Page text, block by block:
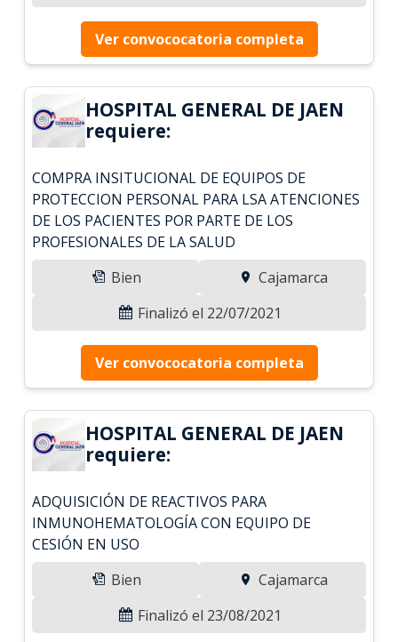
Ver convococatoria completa
HOSPITAL GENERAL DE JAEN
requiere:
COMPRA INSITUCIONAL DE EQUIPOS DE
PROTECCION PERSONAL PARA LSA ATENCIONES
DE LOS PACIENTES POR PARTE DE LOS
PROFESIONALES DE LA SALUD
Bien
Cajamarca
Finalizó el 22/07/2021
Ver convococatoria completa
HOSPITAL GENERAL DE JAEN
requiere:
ADQUISICIÓN DE REACTIVOS PARA
INMUNOHEMATOLOGÍA CON EQUIPO DE
CESIÓN EN USO
Bien
Cajamarca
Finalizó el 23/08/2021